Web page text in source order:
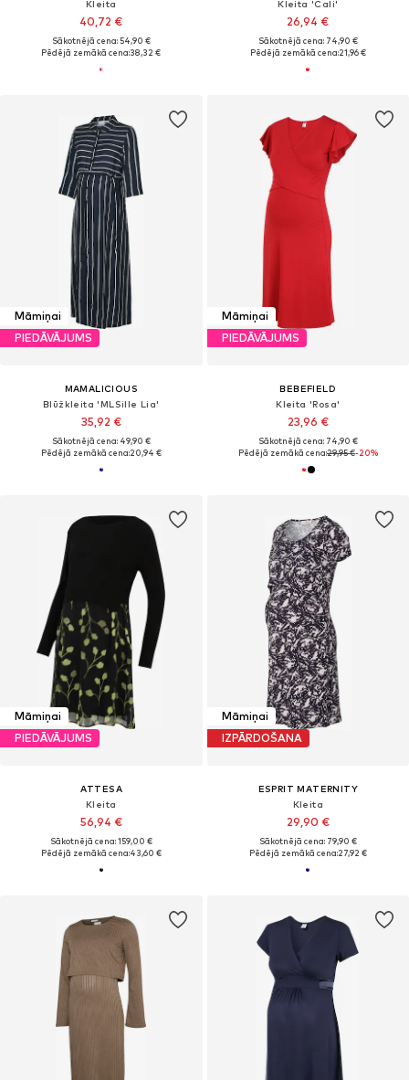
Kleita
40,72 €
Sākotnējā cena: 54,90 €
Pēdējā zemākā cena:38,32 €
Kleita 'Cali'
26,94 €
Sākotnējā cena: 74,90 €
Pēdējā zemākā cena:21,96 €
Māmiņai
PIEDĀVĀJUMS
MAMALICIOUS
Blūžkleita 'MLSille Lia'
35,92 €
Sākotnējā cena: 49,90 €
Pēdējā zemākā cena:20,94 €
Māmiņai
PIEDĀVĀJUMS
BEBEFIELD
Kleita 'Rosa'
23,96 €
Sākotnējā cena: 74,90 €
Pēdējā zemākā cena:29,95 €-20%
Māmiņai
PIEDĀVĀJUMS
ATTESA
Kleita
56,94 €
Sākotnējā cena: 159,00 €
Pēdējā zemākā cena:43,60 €
Māmiņai
IZPĀRDOŠANA
ESPRIT MATERNITY
Kleita
29,90 €
Sākotnējā cena: 79,90 €
Pēdējā zemākā cena:27,92 €